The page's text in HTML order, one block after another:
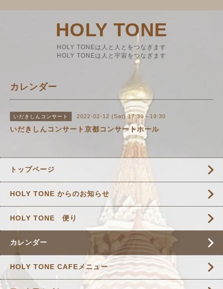
HOLY TONE
HOLY TONEは人と人とをつなぎます
HOLY TONEは人と宇宙をつなぎます
カレンダー
いだきしんコンサート 2022-02-12 (Sat) 17:30～19:30
いだきしんコンサート京都コンサートホール
トップページ
HOLY TONE からのお知らせ
HOLY TONE 便り
カレンダー
HOLY TONE CAFEメニュー